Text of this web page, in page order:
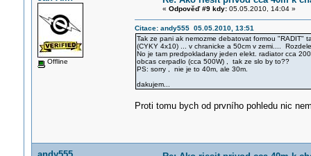
Offline
« Odpověď #9 kdy:05.05.2010, 14:04 »
Citace: andy555 05.05.2010, 13:51
Tak ze pani ak nemozme debatovat formou "RADIT"
(CYKY 4x10) ... v chranicke a 50cm v zemi....
No je tam predpokladany jeden elekt. radiator cca
obcas cerpadlo (cca 500W) , tak ze slo by to??
PS: sorry , nie je to 40m, ale 30m.
dakujem...
Proti tomu bych od prvního pohledu nic